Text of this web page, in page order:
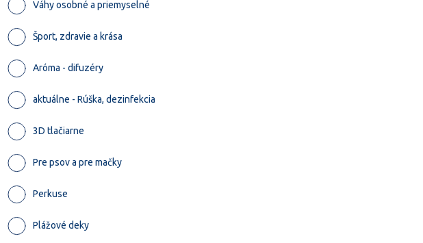
Váhy osobné a priemyselné
Šport, zdravie a krása
Aróma - difuzéry
aktuálne - Rúška, dezinfekcia
3D tlačiarne
Pre psov a pre mačky
Perkuse
Plážové deky